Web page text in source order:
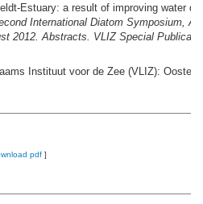
Estuary: a result of improving water
International Diatom Symposium,
2012. Abstracts. VLIZ Special
Instituut voor de Zee (VLIZ):
pdf ]